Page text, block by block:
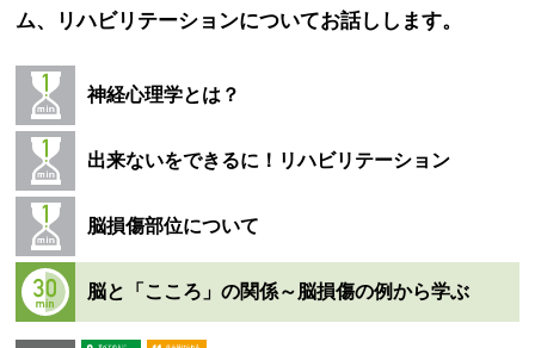
ム、リハビリテーションについてお話しします。
神経心理学とは？
出来ないをできるに！リハビリテーション
脳損傷部位について
脳と「こころ」の関係～脳損傷の例から学ぶ